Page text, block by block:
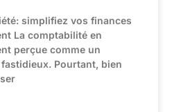
simplifiez vos finances
La comptabilité en
perçue comme un
Pourtant, bien